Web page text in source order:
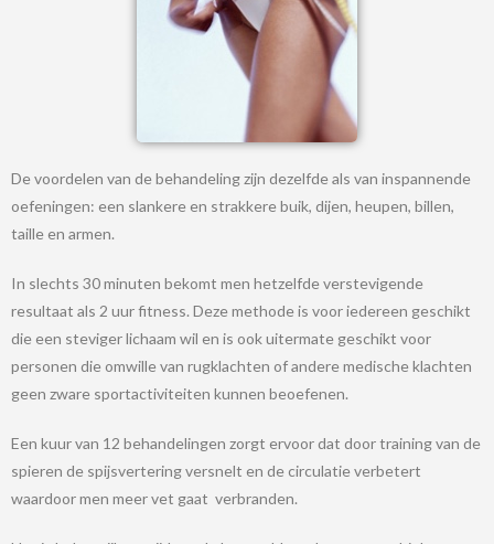
De voordelen van de behandeling zijn dezelfde als van inspannende
oefeningen: een slankere en strakkere buik, dijen, heupen, billen,
taille en armen.
In slechts 30 minuten bekomt men hetzelfde verstevigende
resultaat als 2 uur fitness. Deze methode is voor iedereen geschikt
die een steviger lichaam wil en is ook uitermate geschikt voor
personen die omwille van rugklachten of andere medische klachten
geen zware sportactiviteiten kunnen beoefenen.
Een kuur van 12 behandelingen zorgt ervoor dat door training van de
spieren de spijsvertering versnelt en de circulatie verbetert
waardoor men meer vet gaat verbranden.